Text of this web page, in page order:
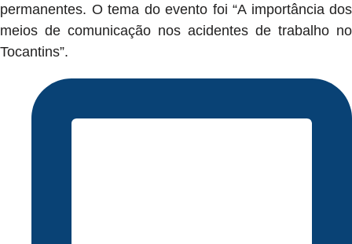
permanentes. O tema do evento foi “A importância dos
meios de comunicação nos acidentes de trabalho no
Tocantins”.